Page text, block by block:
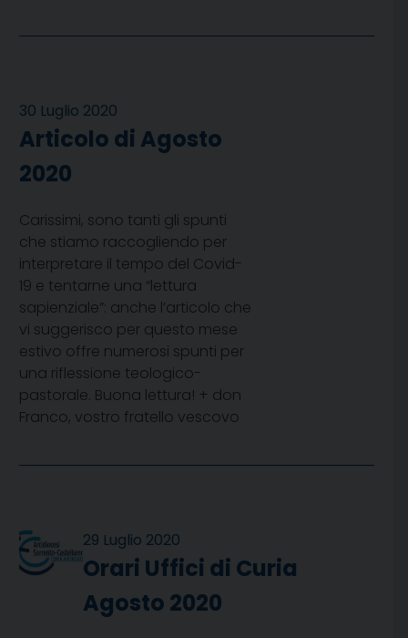
30 Luglio 2020
Articolo di Agosto
2020
Carissimi, sono tanti gli spunti
che stiamo raccogliendo per
interpretare il tempo del Covid-
19 e tentarne una “lettura
sapienziale”: anche l’articolo che
vi suggerisco per questo mese
estivo offre numerosi spunti per
una riflessione teologico-
pastorale. Buona lettura! + don
Franco, vostro fratello vescovo
29 Luglio 2020
Orari Uffici di Curia
Agosto 2020